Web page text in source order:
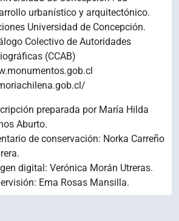
urbanístico y arquitectónico.
Universidad de Concepción.
Colectivo de Autoridades
(CCAB)
preparada por María Hilda
Aburto.
de conservación: Norka Carreño
digital: Verónica Morán Utreras.
Ema Rosas Mansilla.